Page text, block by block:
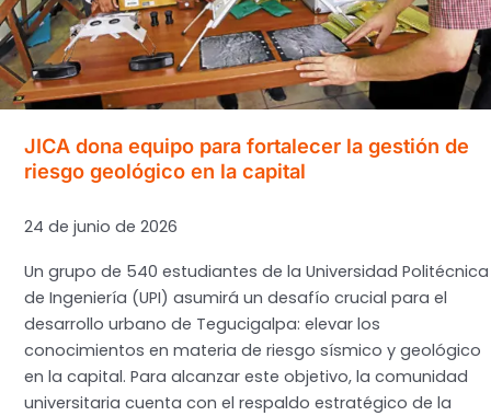
la
Construcción
y
la
Pública
JICA dona equipo para fortalecer la gestión de
riesgo geológico en la capital
24 de junio de 2026
Un grupo de 540 estudiantes de la Universidad Politécnica
de Ingeniería (UPI) asumirá un desafío crucial para el
desarrollo urbano de Tegucigalpa: elevar los
conocimientos en materia de riesgo sísmico y geológico
en la capital. Para alcanzar este objetivo, la comunidad
universitaria cuenta con el respaldo estratégico de la